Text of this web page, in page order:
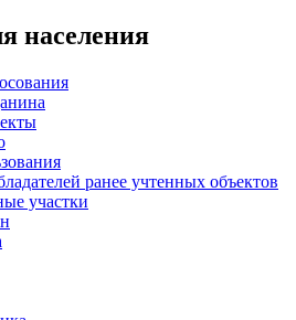
населения
ранее учтенных объектов
участки